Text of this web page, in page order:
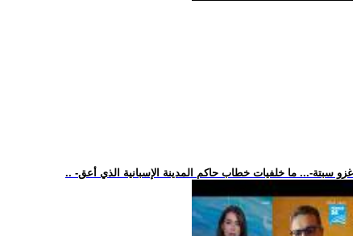
.. -غزو سبتة-... ما خلفيات خطاب حاكم المدينة الإسبانية الذي أعق